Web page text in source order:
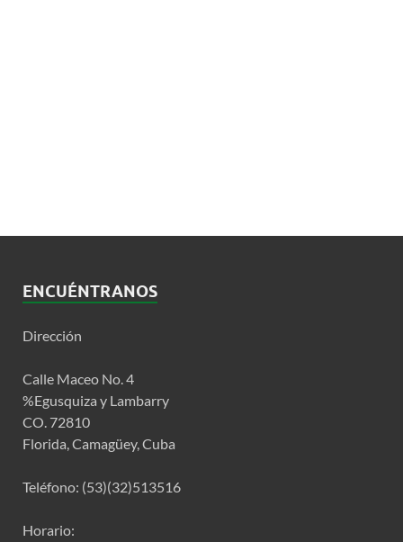
ENCUÉNTRANOS
Dirección
Calle Maceo No. 4
%Egusquiza y Lambarry
CO. 72810
Florida, Camagüey, Cuba
Teléfono: (53)(32)513516
Horario: